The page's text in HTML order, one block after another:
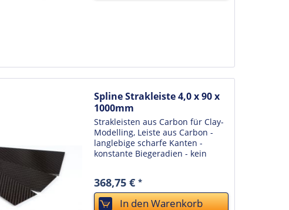
Spline Strakleiste 4,0 x 90 x
1000mm
Strakleisten aus Carbon für Clay-
Modelling, Leiste aus Carbon -
langlebige scharfe Kanten -
konstante Biegeradien - kein
verändernder Luftfeuchtigkeit -
unkaputtbar - einfache Reinigung
durch...
368,75 €*
In denWarenkorb